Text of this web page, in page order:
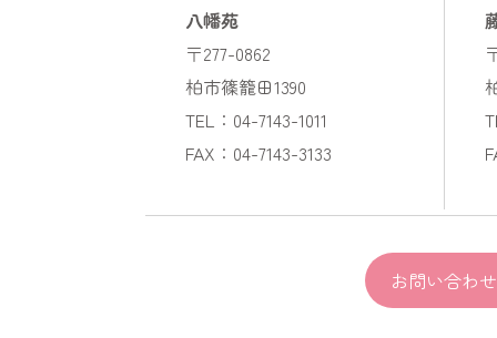
八幡苑
〒277-0862
柏市篠籠田1390
TEL：04-7143-1011
FAX：04-7143-3133
お問い合わ